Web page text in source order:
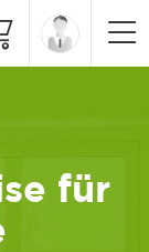
für